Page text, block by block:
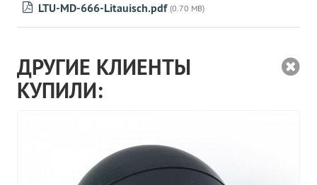
LTU-MD-666-Litauisch.pdf (0.70 MB)
ДРУГИЕ КЛИЕНТЫ
КУПИЛИ: